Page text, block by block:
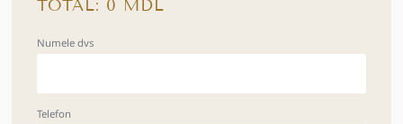
TOTAL: 0 MDL
Numele dvs
Telefon